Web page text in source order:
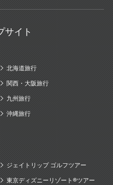
サイト
北海道旅行
関西・大阪旅行
九州旅行
沖縄旅行
ジェイトリップ ゴルフツアー
東京ディズニーリゾート®ツアー